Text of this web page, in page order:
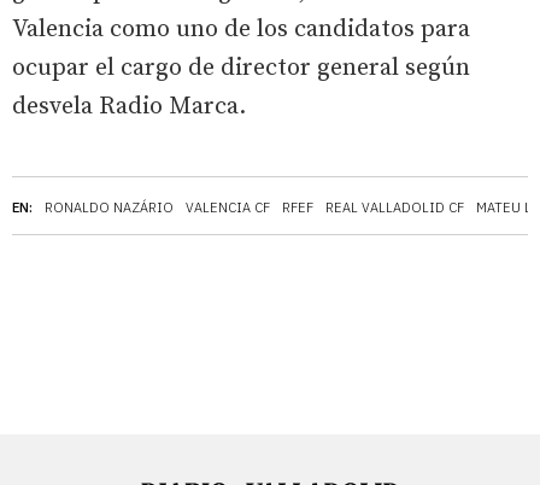
EN: RONALDO NAZÁRIO VALENCIA CF RFEF REAL VALLADOLID CF MATEU
Valencia como uno de los candidatos para
ocupar el cargo de director general según
desvela Radio Marca.